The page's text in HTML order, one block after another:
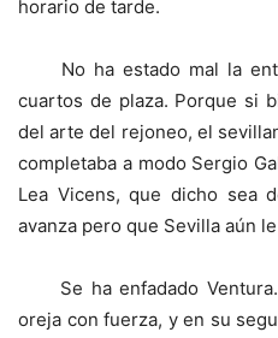
horario de tarde.
No ha estado mal la
cuartos de plaza. Porque si
del arte del rejoneo, el
completaba a modo Sergio
Lea Vicens, que dicho sea
avanza pero que Sevilla aún
Se ha enfadado Ventura.
oreja con fuerza, y en su